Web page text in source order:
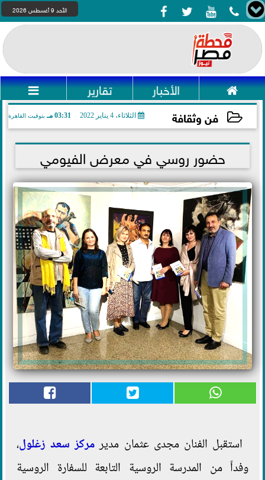
    الأحد 9 أغسطس 2026
 الأخبار تقارير 
فن وثقافة الثلاثاء، 4 يناير 2022 03:31 مـ بتوقيت القاهرة
2022-01-04 15:31:10حضور روسي في معرض الفيومي
استقبل الفنان مجدى عثمان مدير مركز سعد زغلول،
وفداً من المدرسة الروسية التابعة للسفارة الروسية